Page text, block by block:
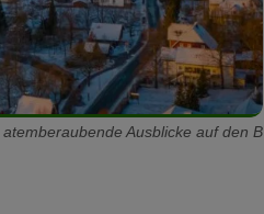
Ausblicke auf den B